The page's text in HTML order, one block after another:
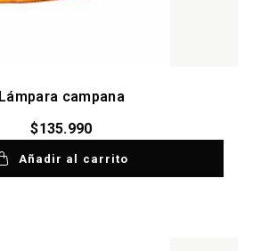
Lámpara campana
$135.990
Añadir al carrito